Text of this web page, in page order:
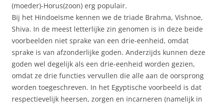
(moeder)-Horus(zoon) erg populair.
Bij het Hindoeïsme kennen we de triade Brahma, Vishnoe,
Shiva. In de meest letterlijke zin genomen is in deze beide
voorbeelden niet sprake van een drie-eenheid, omdat
sprake is van afzonderlijke goden. Anderzijds kunnen deze
goden wel degelijk als een drie-eenheid worden gezien,
omdat ze drie functies vervullen die alle aan de oorsprong
worden toegeschreven. In het Egyptische voorbeeld is dat
respectievelijk heersen, zorgen en incarneren (namelijk in